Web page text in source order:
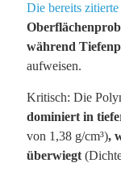
Die bereits
während
aufweisen.
Kritisch: Die
dominiert in
von 1,38 g/cm³),
überwiegt